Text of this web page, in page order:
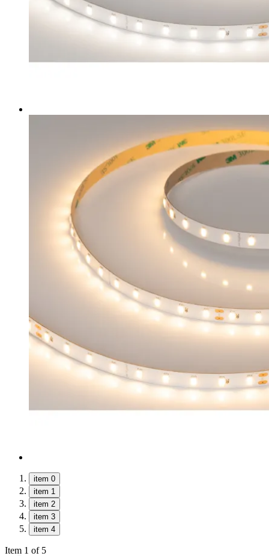
item 0
item 1
item 2
item 3
item 4
Item 1 of 5